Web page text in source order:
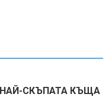
НАЙ-СКЪПАТА КЪЩА